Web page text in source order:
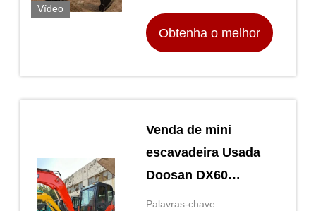
Vídeo
Obtenha o melhor
Venda de mini
escavadeira Usada
Doosan DX60
Pequena
Palavras-chave: